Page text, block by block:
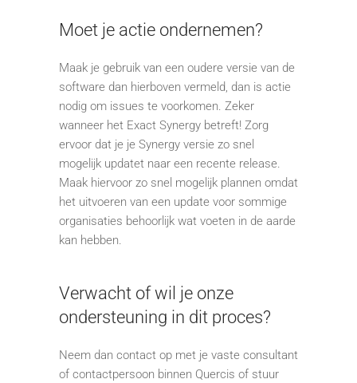
Moet je actie ondernemen?
Maak je gebruik van een oudere versie van de
software dan hierboven vermeld, dan is actie
nodig om issues te voorkomen. Zeker
wanneer het Exact Synergy betreft! Zorg
ervoor dat je je Synergy versie zo snel
mogelijk updatet naar een recente release.
Maak hiervoor zo snel mogelijk plannen omdat
het uitvoeren van een update voor sommige
organisaties behoorlijk wat voeten in de aarde
kan hebben.
Verwacht of wil je onze
ondersteuning in dit proces?
Neem dan contact op met je vaste consultant
of contactpersoon binnen Quercis of stuur